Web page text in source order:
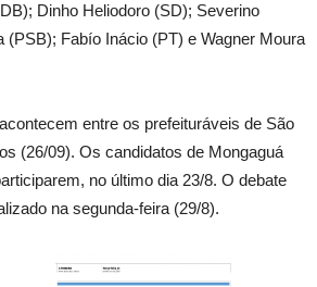
Dinho Heliodoro (SD); Severino
(PSB); Fabío Inácio (PT) e Wagner Moura
entre os prefeituráveis de São
(26/09). Os candidatos de Mongaguá
no último dia 23/8. O debate
na segunda-feira (29/8).